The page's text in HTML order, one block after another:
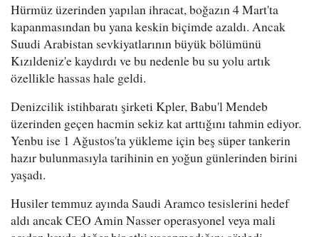
Hürmüz üzerinden yapılan ihracat, boğazın 4 Mart'ta
kapanmasından bu yana keskin biçimde azaldı. Ancak
Suudi Arabistan sevkiyatlarının büyük bölümünü
Kızıldeniz'e kaydırdı ve bu nedenle bu su yolu artık
özellikle hassas hale geldi.
Denizcilik istihbaratı şirketi Kpler, Babu'l Mendeb
üzerinden geçen hacmin sekiz kat arttığını tahmin ediyor.
Yenbu ise 1 Ağustos'ta yükleme için beş süper tankerin
hazır bulunmasıyla tarihinin en yoğun günlerinden birini
yaşadı.
Husiler temmuz ayında Saudi Aramco tesislerini hedef
aldı ancak CEO Amin Nasser operasyonel veya mali